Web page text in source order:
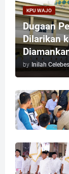
KPU WAJO
Dugaan
Dilarikan
by Inilah Celebes